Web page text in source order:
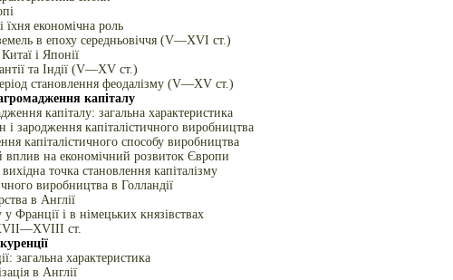
економічна роль
в епоху середньовіччя (V—XVI ст.)
і Японії
та Індії (V—XV ст.)
становлення феодалізму (V—XV ст.)
капіталу
капіталу: загальна характеристика
зародження капіталістичного виробництва
капіталістичного способу виробництва
вплив на економічний розвиток Європи
точка становлення капіталізму
виробництва в Голландії
в Англії
у Франції і в німецьких князівствах
XVII—XVIII ст.
загальна характеристика
в Англії